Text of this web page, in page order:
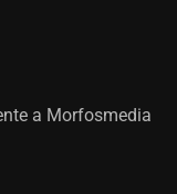
a Morfosmedia